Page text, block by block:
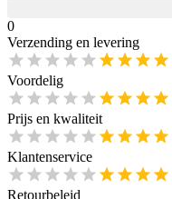
0
Verzending en levering
Voordelig
Prijs en kwaliteit
Klantenservice
Retourbeleid